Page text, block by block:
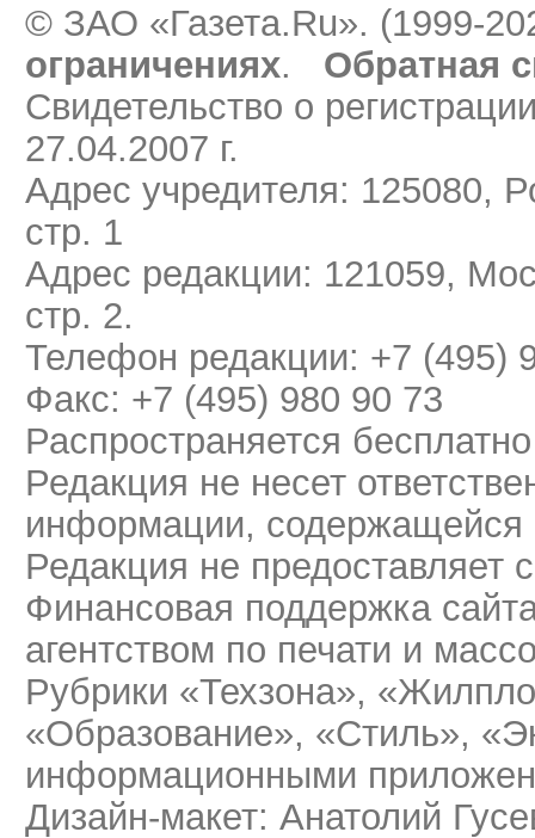
© ЗАО «Газета.Ru». (1999-
ограничениях.
Обратная
Свидетельство о
27.04.2007 г.
Адрес учредителя: 125080,
стр. 1
Адрес редакции: 121059,
стр. 2.
Телефон редакции: +7 (495)
Факс: +7 (495) 980 90 73
Распространяется бесплатно
Редакция не несет
информации, содержащейся
Редакция не предоставляет
Финансовая поддержка
агентством по печати и
Рубрики «Техзона»,
«Образование», «Стиль»,
информационными
Дизайн-макет: Анатолий